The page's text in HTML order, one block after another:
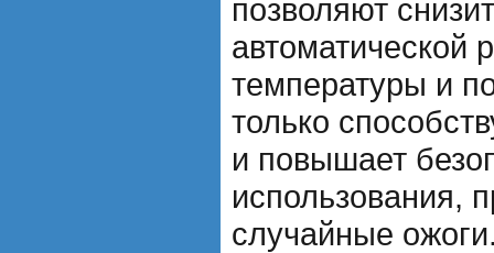
позволяют
автоматической
температуры и
только
и повышает
использования,
случайные